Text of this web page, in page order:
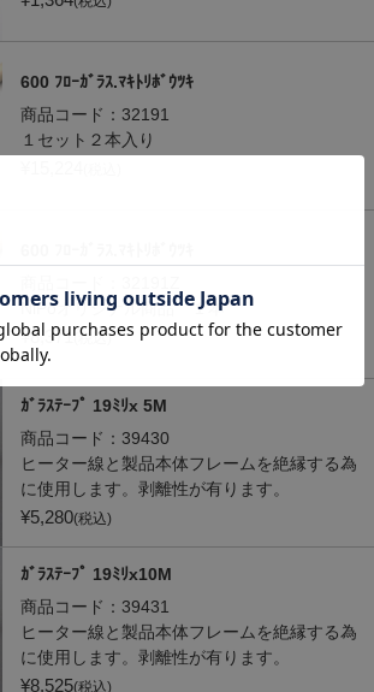
600 ﾌﾛｰｶﾞﾗｽ.ﾏｷﾄﾘﾎﾞｳﾂｷ
商品コード： 32191
１セット２本入り
NiPoオリジナル商品 １本
¥8,371(税込)
ｶﾞﾗｽﾃｰﾌﾟ 19ﾐﾘx 5M
商品コード： 39430
ヒーター線と製品本体フレームを絶縁する為
に使用します。剥離性が有ります。
¥5,280(税込)
ｶﾞﾗｽﾃｰﾌﾟ 19ﾐﾘx10M
商品コード： 39431
ヒーター線と製品本体フレームを絶縁する為
に使用します。剥離性が有ります。
¥8,525(税込)